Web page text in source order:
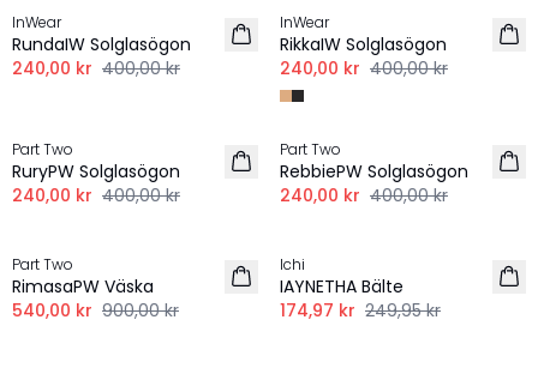
InWear
RundaIW Solglasögon
240,00 kr 400,00 kr
InWear
RikkaIW Solglasögon
240,00 kr 400,00 kr
Part Two
RuryPW Solglasögon
240,00 kr 400,00 kr
-40%
Part Two
RebbiePW Solglasögon
240,00 kr 400,00 kr
Part Two
RimasaPW Väska
540,00 kr 900,00 kr
Ichi
IAYNETHA Bälte
174,97 kr 249,95 kr